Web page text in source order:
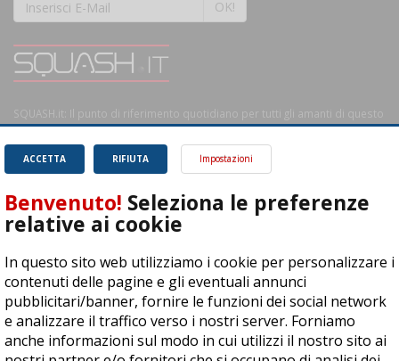
OK!
SQUASH.it: Il punto di riferimento quotidiano per tutti gli amanti di questo
RIFIUTA
ACCETTA Impostazioni
Benvenuto! Seleziona le preferenze
relative ai cookie
In questo sito web utilizziamo i cookie per personalizzare i
contenuti delle pagine e gli eventuali annunci
pubblicitari/banner, fornire le funzioni dei social network
e analizzare il traffico verso i nostri server. Forniamo
anche informazioni sul modo in cui utilizzi il nostro sito ai
04278030988
© Copyright 2015 | All Rights Reserved - Powered byDynDevice
Privacy Policy Cookie Policy Accessibilità Sitemap